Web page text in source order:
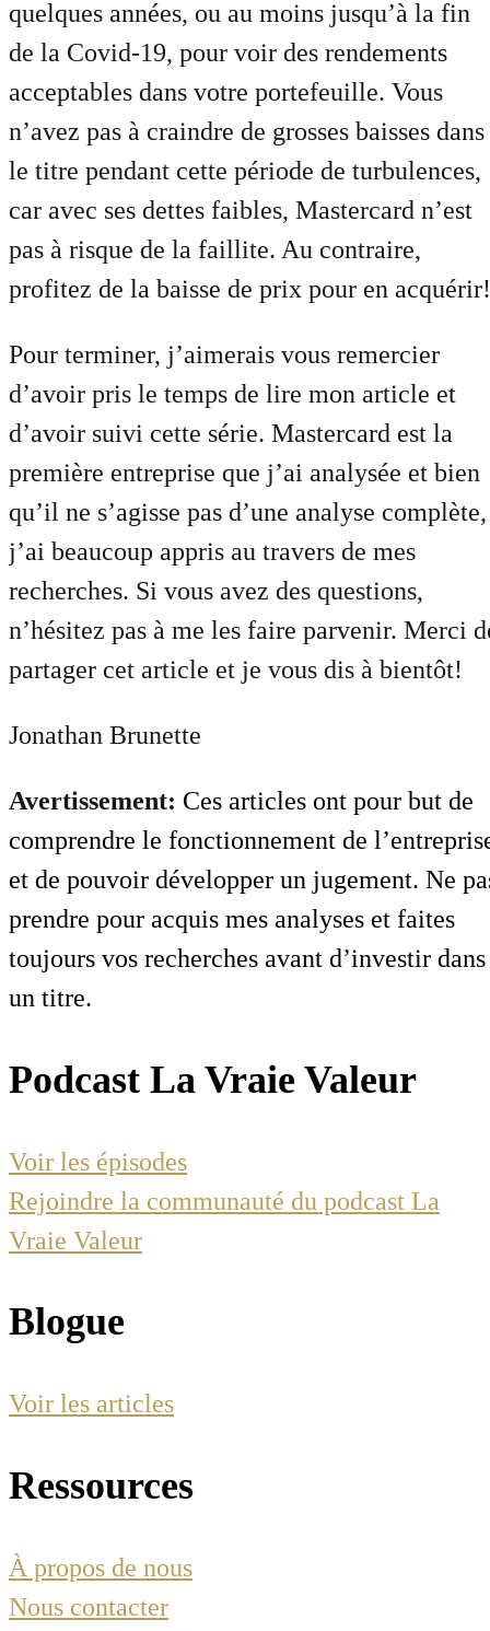
quelques années, ou au moins jusqu’à la fin
de la Covid-19, pour voir des rendements
acceptables dans votre portefeuille. Vous
n’avez pas à craindre de grosses baisses dans
le titre pendant cette période de turbulences,
car avec ses dettes faibles, Mastercard n’est
pas à risque de la faillite. Au contraire,
profitez de la baisse de prix pour en acquérir!
Pour terminer, j’aimerais vous remercier
d’avoir pris le temps de lire mon article et
d’avoir suivi cette série. Mastercard est la
première entreprise que j’ai analysée et bien
qu’il ne s’agisse pas d’une analyse complète,
j’ai beaucoup appris au travers de mes
recherches. Si vous avez des questions,
n’hésitez pas à me les faire parvenir. Merci
partager cet article et je vous dis à bientôt!
Jonathan Brunette
Avertissement: Ces articles ont pour but de
comprendre le fonctionnement de
et de pouvoir développer un jugement. Ne
prendre pour acquis mes analyses et faites
toujours vos recherches avant d’investir dans
un titre.
Podcast La Vraie Valeur
Voir les épisodes
Rejoindre la communauté du podcast La
Vraie Valeur
Blogue
Voir les articles
Ressources
À propos de nous
Nous contacter